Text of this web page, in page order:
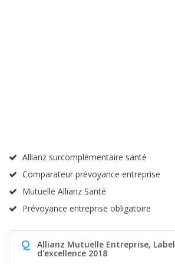
Allianz surcomplémentaire santé
Comparateur prévoyance entreprise
Mutuelle Allianz Santé
Prévoyance entreprise obligatoire
Q Allianz Mutuelle Entreprise, Label
d'excellence 2018